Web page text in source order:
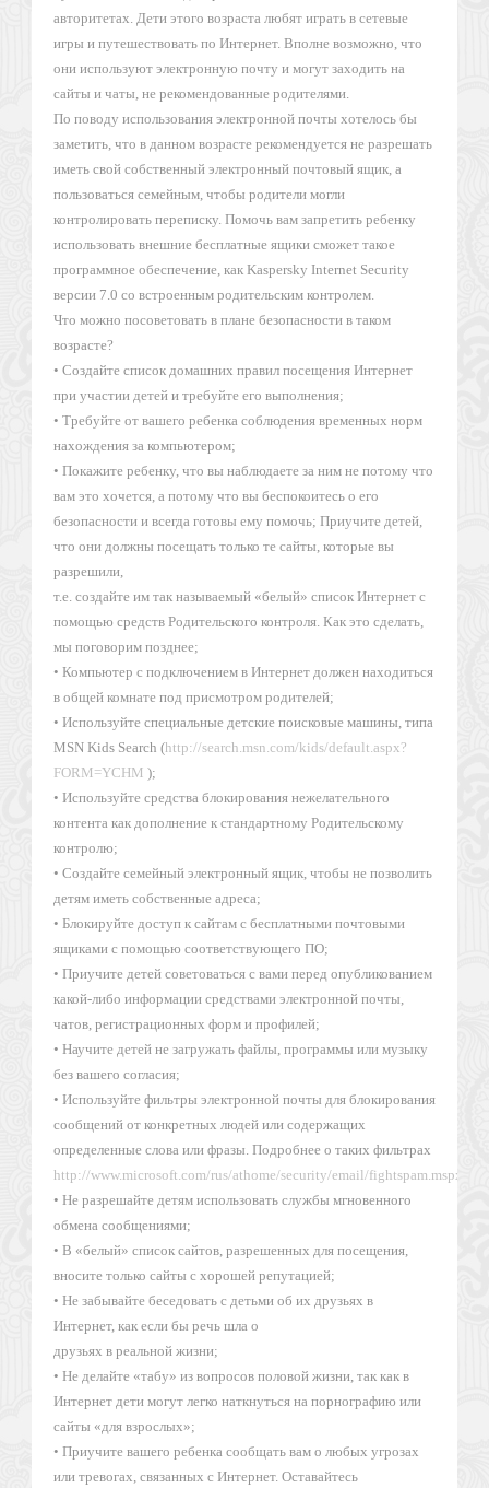
авторитетах. Дети этого возраста любят играть в сетевые
игры и путешествовать по Интернет. Вполне возможно, что
они используют электронную почту и могут заходить на
сайты и чаты, не рекомендованные родителями.
По поводу использования электронной почты хотелось бы
заметить, что в данном возрасте рекомендуется не разрешать
иметь свой собственный электронный почтовый ящик, а
пользоваться семейным, чтобы родители могли
контролировать переписку. Помочь вам запретить ребенку
использовать внешние бесплатные ящики сможет такое
программное обеспечение, как Kaspersky Internet Security
версии 7.0 со встроенным родительским контролем.
Что можно посоветовать в плане безопасности в таком
возрасте?
• Создайте список домашних правил посещения Интернет
при участии детей и требуйте его выполнения;
• Требуйте от вашего ребенка соблюдения временных норм
нахождения за компьютером;
• Покажите ребенку, что вы наблюдаете за ним не потому что
вам это хочется, а потому что вы беспокоитесь о его
безопасности и всегда готовы ему помочь; Приучите детей,
что они должны посещать только те сайты, которые вы
разрешили,
т.е. создайте им так называемый «белый» список Интернет с
помощью средств Родительского контроля. Как это сделать,
мы поговорим позднее;
• Компьютер с подключением в Интернет должен находиться
в общей комнате под присмотром родителей;
• Используйте специальные детские поисковые машины, типа
MSN Kids Search (http://search.msn.com/kids/default.aspx?
FORM=YCHM );
• Используйте средства блокирования нежелательного
контента как дополнение к стандартному Родительскому
контролю;
• Создайте семейный электронный ящик, чтобы не позволить
детям иметь собственные адреса;
• Блокируйте доступ к сайтам с бесплатными почтовыми
ящиками с помощью соответствующего ПО;
• Приучите детей советоваться с вами перед опубликованием
какой-либо информации средствами электронной почты,
чатов, регистрационных форм и профилей;
• Научите детей не загружать файлы, программы или музыку
без вашего согласия;
• Используйте фильтры электронной почты для блокирования
сообщений от конкретных людей или содержащих
определенные слова или фразы. Подробнее о таких фильтрах
http://www.microsoft.com/rus/athome/security/email/fightspam.mspx
• Не разрешайте детям использовать службы мгновенного
обмена сообщениями;
• В «белый» список сайтов, разрешенных для посещения,
вносите только сайты с хорошей репутацией;
• Не забывайте беседовать с детьми об их друзьях в
Интернет, как если бы речь шла о
друзьях в реальной жизни;
• Не делайте «табу» из вопросов половой жизни, так как в
Интернет дети могут легко наткнуться на порнографию или
сайты «для взрослых»;
• Приучите вашего ребенка сообщать вам о любых угрозах
или тревогах, связанных с Интернет. Оставайтесь